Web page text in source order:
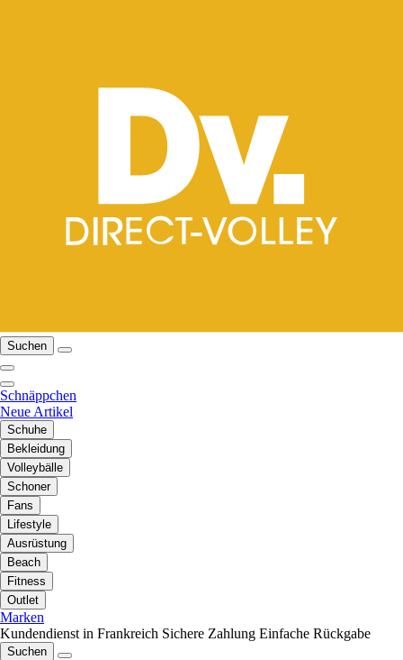
Suchen
Schnäppchen
Neue Artikel
Schuhe
Bekleidung
Volleybälle
Schoner
Fans
Lifestyle
Ausrüstung
Beach
Fitness
Outlet
Marken
Kundendienst in Frankreich Sichere Zahlung Einfache Rückgabe
Suchen